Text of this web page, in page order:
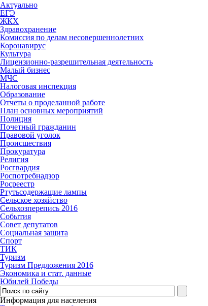
Актуально
ЕГЭ
ЖКХ
Здравохранение
Комиссия по делам несовершеннолетних
Коронавирус
Культура
Лицензионно-разрешительная деятельность
Малый бизнес
МЧС
Налоговая инспекция
Образование
Отчеты о проделанной работе
План основных мероприятий
Полиция
Почетный гражданин
Правовой уголок
Происшествия
Прокуратура
Религия
Росгвардия
Роспотребнадзор
Росреестр
Ртутьсодержащие лампы
Сельское хозяйство
Сельхозперепись 2016
События
Совет депутатов
Социальная защита
Спорт
ТИК
Туризм
Туризм Предложения 2016
Экономика и стат. данные
Юбилей Победы
Информация для населения